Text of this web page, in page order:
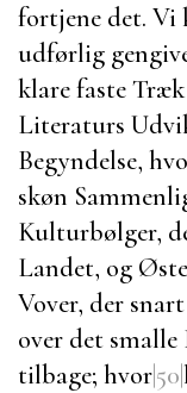
fortjene det. Vi
udførlig
klare faste
Literaturs
Begyndelse,
skøn
Kulturbølger,
Landet, og
Vover, der
over det
tilbage; hvor|50|